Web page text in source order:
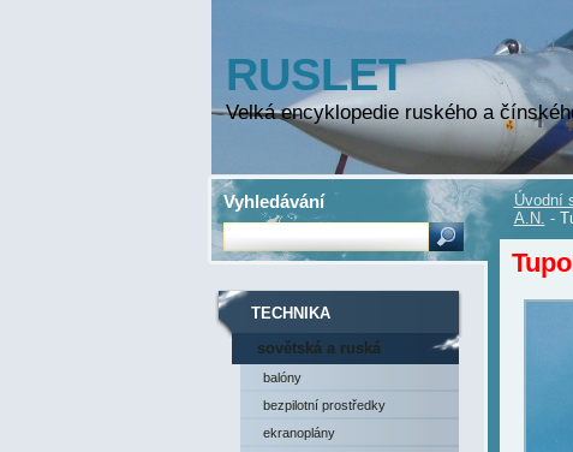
RUSLET
Velká encyklopedie ruského a
Úvodní
A.N. -
TECHNIKA
sovětská a ruská
technika
balóny
bezpilotní prostředky
ekranoplány
Vyhledávání